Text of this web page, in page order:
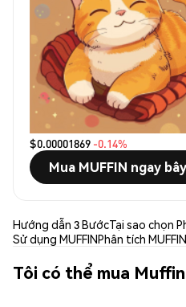
$0.00001869 -0.14%
Mua MUFFIN ngay
Hướng dẫn 3 BướcTại sao chọn
Sử dụng MUFFINPhân tích MUFFIN
Tôi có thể mua